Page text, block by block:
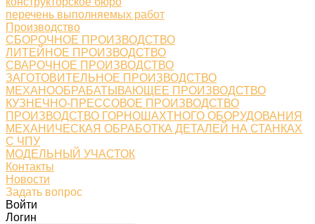
перечень выполняемых работ
Производство
СБОРОЧНОЕ ПРОИЗВОДСТВО
ЛИТЕЙНОЕ ПРОИЗВОДСТВО
СВАРОЧНОЕ ПРОИЗВОДСТВО
ЗАГОТОВИТЕЛЬНОЕ ПРОИЗВОДСТВО
МЕХАНООБРАБАТЫВАЮЩЕЕ ПРОИЗВОДСТВО
КУЗНЕЧНО-ПРЕССОВОЕ ПРОИЗВОДСТВО
ПРОИЗВОДСТВО ГОРНОШАХТНОГО ОБОРУДОВАНИЯ
МЕХАНИЧЕСКАЯ ОБРАБОТКА ДЕТАЛЕЙ НА СТАНКАХ
С ЧПУ
МОДЕЛЬНЫЙ УЧАСТОК
Контакты
Новости
Задать вопрос
Войти
Логин